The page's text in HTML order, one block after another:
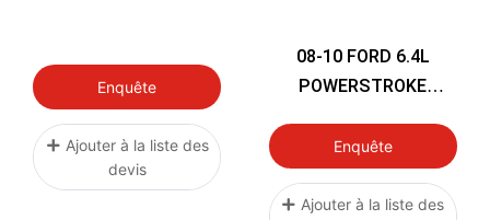
Enquête
Ajouter à la liste des
devis
08-10 FORD 6.4L
POWERSTROKE
Enquête
Ajouter à la liste des